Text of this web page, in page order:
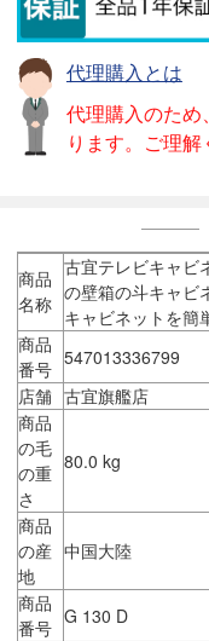
代理購入とは
代理購入のた
ります。ご理解
商品
名称
古宜テレビキャビ
の壁箱の斗キャビ
キャビネットを簡
商品
番号 547013336799
店舗 古宜旗艦店
商品
の毛
の重
さ
80.0 kg
商品
の産
地
中国大陸
商品
番号 G 130 D